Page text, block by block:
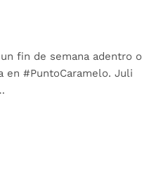
fin de semana adentro o
en #PuntoCaramelo. Juli